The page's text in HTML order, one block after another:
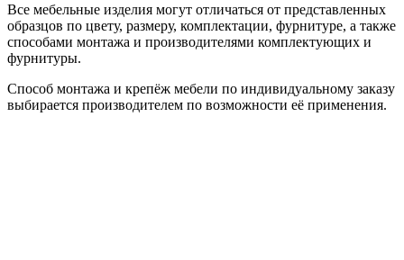
Все мебельные изделия могут отличаться от представленных
образцов по цвету, размеру, комплектации, фурнитуре, а также
способами монтажа и производителями комплектующих и
фурнитуры.
Способ монтажа и крепёж мебели по индивидуальному заказу
выбирается производителем по возможности её применения.